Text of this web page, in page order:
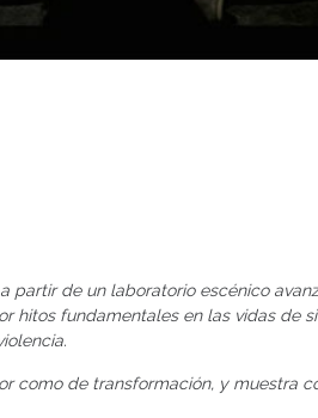
partir de un laboratorio escénico
fundamentales en las vidas de
como de transformación, y muestra